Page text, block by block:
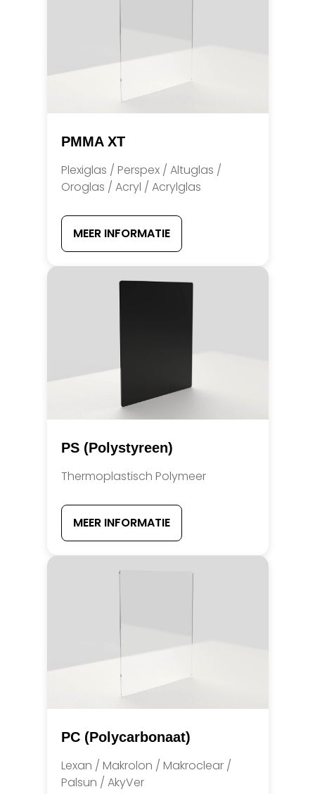
PMMA XT
Plexiglas / Perspex / Altuglas /
Oroglas / Acryl / Acrylglas
MEER INFORMATIE
PS (Polystyreen)
Thermoplastisch Polymeer
MEER INFORMATIE
PC (Polycarbonaat)
Lexan / Makrolon / Makroclear /
Palsun / AkyVer